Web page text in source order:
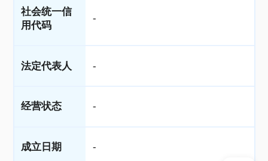
社会统一信
用代码
-
法定代表人 -
经营状态 -
成立日期 -